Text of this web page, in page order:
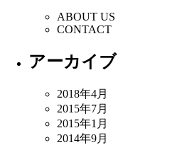
ABOUT US
CONTACT
アーカイブ
2018年4月
2015年7月
2015年1月
2014年9月